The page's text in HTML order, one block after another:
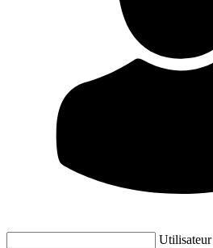
Utilisateur